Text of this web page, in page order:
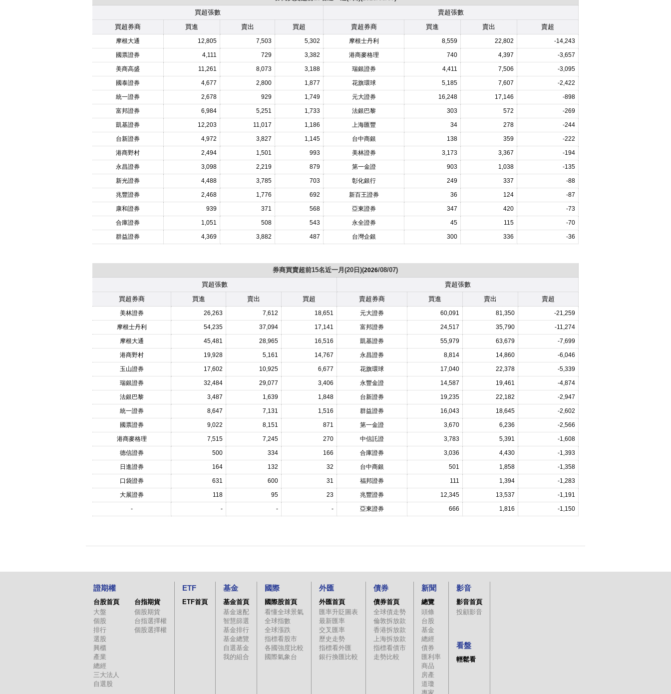
買超張數
賣超張數
買超券商
買進 賣出 買超 賣超券商 買進 賣出 賣超
摩根大通 12,805 7,503 5,302 摩根士丹利 8,559 22,802
-14,243
國票證券
4,111 729 3,382 港商麥格理 740 4,397
-3,657
美商高盛
11,261 8,073 3,188 瑞銀證券 4,411 7,506
-3,095
國泰證券
4,677 2,800 1,877 花旗環球 5,185 7,607
-2,422
統一證券
2,678 929 1,749 元大證券 16,248 17,146
-898
富邦證券
6,984 5,251 1,733 法銀巴黎 303 572
-269
凱基證券
12,203 11,017 1,186 上海匯豐 34 278
-244
台新證券
4,972 3,827 1,145 台中商銀 138 359
-222
港商野村
2,494 1,501 993 美林證券 3,173 3,367
-194
永昌證券
3,098 2,219 879 第一金證 903 1,038
-135
新光證券
4,488 3,785 703 彰化銀行 249 337
-88
兆豐證券
2,468 1,776 692 新百王證券 36 124
-87
康和證券
939 371 568 亞東證券 347 420
-73
合庫證券
1,051 508 543 永全證券 45 115
-70
群益證券
4,369 3,882 487 台灣企銀 300 336 -36
券商買賣超前15名近一月(20日)(2026/08/07)
買超張數
賣超張數
買超券商
買進 賣出 買超 賣超券商 買進 賣出 賣超
美林證券 26,263 7,612 18,651 元大證券 60,091 81,350
-21,259
摩根士丹利
54,235 37,094 17,141 富邦證券 24,517 35,790
-11,274
摩根大通
45,481 28,965 16,516 凱基證券 55,979 63,679
-7,699
港商野村
19,928 5,161 14,767 永昌證券 8,814 14,860
-6,046
玉山證券
17,602 10,925 6,677 花旗環球 17,040 22,378
-5,339
瑞銀證券
32,484 29,077 3,406 永豐金證 14,587 19,461
-4,874
法銀巴黎
3,487 1,639 1,848 台新證券 19,235 22,182
-2,947
統一證券
8,647 7,131 1,516 群益證券 16,043 18,645
-2,602
國票證券
9,022 8,151 871 第一金證 3,670 6,236
-2,566
港商麥格理
7,515 7,245 270 中信託證 3,783 5,391
-1,608
德信證券
500 334 166 合庫證券 3,036 4,430
-1,393
日進證券
164 132 32 台中商銀 501 1,858
-1,358
口袋證券
631 600 31 福邦證券 111 1,394
-1,283
大展證券
118 95 23 兆豐證券 12,345 13,537
-1,191
-
- - - 亞東證券 666 1,816 -1,150
證期權
台股首頁
大盤
個股
排行
選股
興櫃
產業
總經
三大法人
自選股
台指期貨
個股期貨
台指選擇權
個股選擇權
ETF
ETF首頁
基金
基金首頁
基金速配
智慧篩選
基金排行
基金總覽
自選基金
我的組合
國際
國際股首頁
看懂全球景氣
全球指數
全球漲跌
指標看股市
各國強度比較
國際氣象台
外匯
外匯首頁
匯率升貶圖表
最新匯率
交叉匯率
歷史走勢
指標看外匯
銀行換匯比較
債券
債券首頁
全球債走勢
倫敦拆放款
香港拆放款
上海拆放款
指標看債市
走勢比較
新聞
總覽
頭條
台股
基金
總經
債券
匯利率
商品
房產
道瓊
影音
影音首頁
投顧影音
看盤
輕鬆看